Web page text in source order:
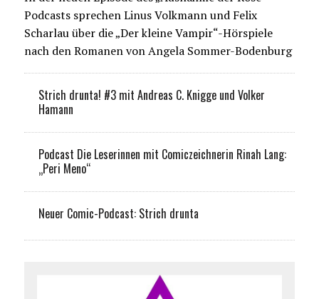
Podcasts sprechen Linus Volkmann und Felix
Scharlau über die „Der kleine Vampir“-Hörspiele
nach den Romanen von Angela Sommer-Bodenburg
Strich drunta! #3 mit Andreas C. Knigge und Volker
Hamann
Podcast Die Leserinnen mit Comiczeichnerin Rinah Lang:
„Peri Meno“
Neuer Comic-Podcast: Strich drunta